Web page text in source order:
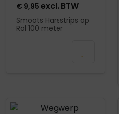
€ 9,95 excl. BTW
Smoots Harsstrips op
Rol 100 meter
Product openen